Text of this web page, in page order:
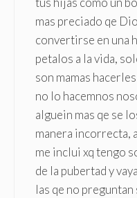
mas preciado qe
convertirse en una
petalos a la vida,
son mamas
no lo hacemnos
alguein mas qe se
manera incorrecta,
me inclui xq tengo
de la pubertad y
las qe no